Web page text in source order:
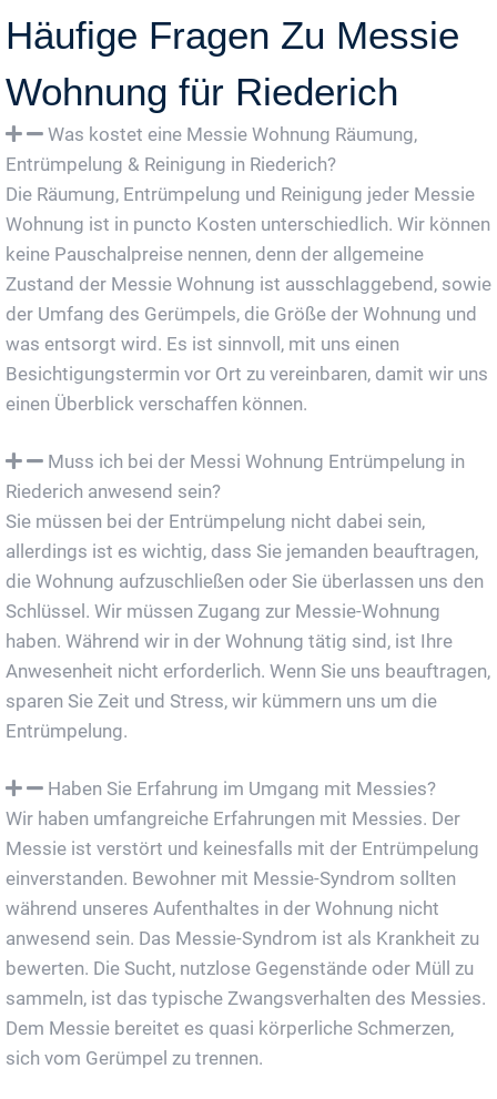
Häufige Fragen Zu Messie
Wohnung für Riederich
Was kostet eine Messie Wohnung Räumung,
Entrümpelung & Reinigung in Riederich?
Die Räumung, Entrümpelung und Reinigung jeder Messie
Wohnung ist in puncto Kosten unterschiedlich. Wir können
keine Pauschalpreise nennen, denn der allgemeine
Zustand der Messie Wohnung ist ausschlaggebend, sowie
der Umfang des Gerümpels, die Größe der Wohnung und
was entsorgt wird. Es ist sinnvoll, mit uns einen
Besichtigungstermin vor Ort zu vereinbaren, damit wir uns
einen Überblick verschaffen können.
Muss ich bei der Messi Wohnung Entrümpelung in
Riederich anwesend sein?
Sie müssen bei der Entrümpelung nicht dabei sein,
allerdings ist es wichtig, dass Sie jemanden beauftragen,
die Wohnung aufzuschließen oder Sie überlassen uns den
Schlüssel. Wir müssen Zugang zur Messie-Wohnung
haben. Während wir in der Wohnung tätig sind, ist Ihre
Anwesenheit nicht erforderlich. Wenn Sie uns beauftragen,
sparen Sie Zeit und Stress, wir kümmern uns um die
Entrümpelung.
Haben Sie Erfahrung im Umgang mit Messies?
Wir haben umfangreiche Erfahrungen mit Messies. Der
Messie ist verstört und keinesfalls mit der Entrümpelung
einverstanden. Bewohner mit Messie-Syndrom sollten
während unseres Aufenthaltes in der Wohnung nicht
anwesend sein. Das Messie-Syndrom ist als Krankheit zu
bewerten. Die Sucht, nutzlose Gegenstände oder Müll zu
sammeln, ist das typische Zwangsverhalten des Messies.
Dem Messie bereitet es quasi körperliche Schmerzen,
sich vom Gerümpel zu trennen.